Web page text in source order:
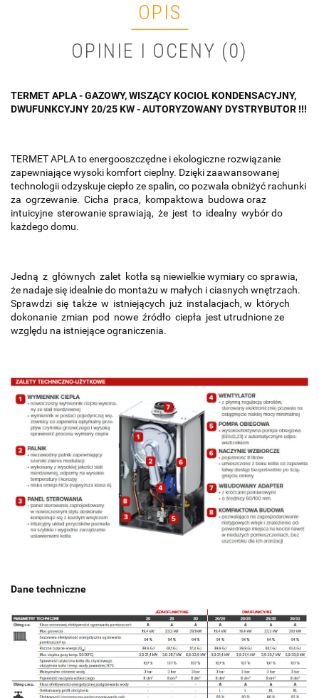
OPIS
OPINIE I OCENY (0)
TERMET APLA - GAZOWY, WISZĄCY KOCIOŁ KONDENSACYJNY,
DWUFUNKCYJNY 20/25 KW - AUTORYZOWANY DYSTRYBUTOR !!!
TERMET APLA to energooszczędne i ekologiczne rozwiązanie
zapewniające wysoki komfort cieplny. Dzięki zaawansowanej
technologii odzyskuje ciepło ze spalin, co pozwala obniżyć rachunki
za ogrzewanie. Cicha praca, kompaktowa budowa oraz
intuicyjne sterowanie sprawiają, że jest to idealny wybór do
każdego domu.
Jedną z głównych zalet kotła są niewielkie wymiary co sprawia,
że nadaje się idealnie do montażu w małych i ciasnych wnętrzach.
Sprawdzi się także w istniejących już instalacjach, w których
dokonanie zmian pod nowe źródło ciepła jest utrudnione ze
względu na istniejące ograniczenia.
Dane techniczne